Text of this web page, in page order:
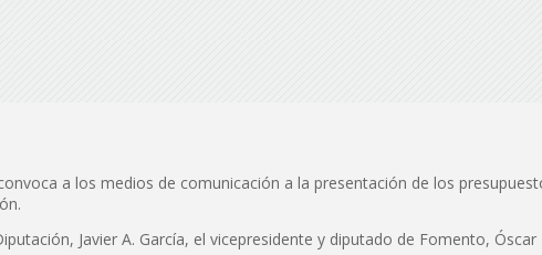
a los medios de comunicación a la presentación de los
Javier A. García, el vicepresidente y diputado de Fomento,